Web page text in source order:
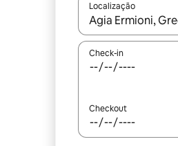
Localização
Quando os
Check-in
Checkout